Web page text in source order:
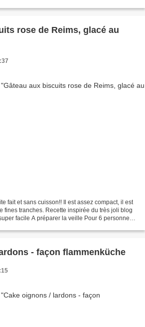
rose de Reims, glacé au
fait et sans cuisson!! Il est assez compact, il est
fines tranches. Recette inspirée du très joli blog
facile A préparer la veille Pour 6 personnes
- façon flammenküche